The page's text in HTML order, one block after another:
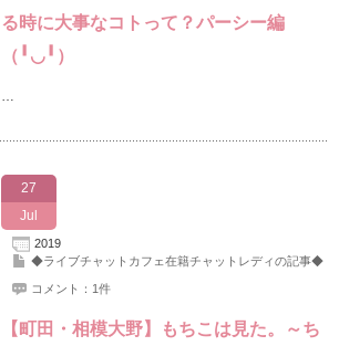
る時に大事なコトって？パーシー編
（╹◡╹）
…
27
Jul
2019
◆ライブチャットカフェ在籍チャットレディの記事◆
コメント：1件
【町田・相模大野】もちこは見た。～ち